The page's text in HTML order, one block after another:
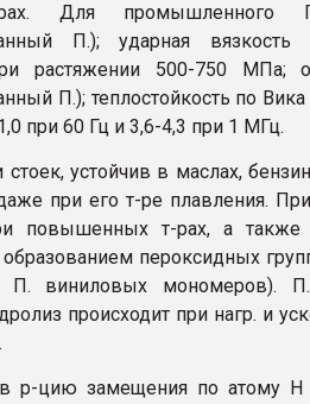
Для
П.); ударная
растяжении 500-750 МПа;
П.); теплостойкость по
при 60 Гц и 3,6-4,3 при 1 МГц.
стоек, устойчив в маслах,
при его т-ре плавления.
повышенных т-рах, а также
образованием пероксидных
П. виниловых мономеров). П.
происходит при нагр. и
р-цию замещения по атому H